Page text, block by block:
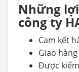
Những
công ty
Cam kết
Giao
Được